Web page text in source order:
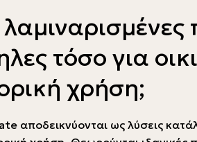
λαμιναρισμένες
τόσο για
χρήση;
αποδεικνύονται ως λύσεις